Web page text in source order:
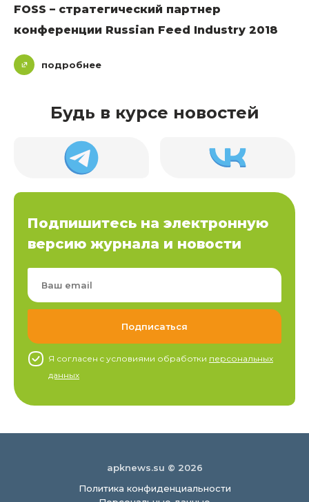
FOSS – стратегический партнер
конференции Russian Feed Industry 2018
подробнее
Будь в курсе новостей
Подпишитесь на электронную
версию журнала и новости
Я согласен c условиями обработки персональных
данных
apknews.su © 2026
Политика конфиденциальности